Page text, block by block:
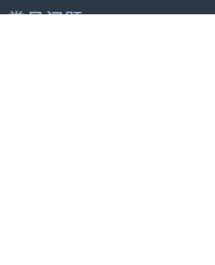
常见问题